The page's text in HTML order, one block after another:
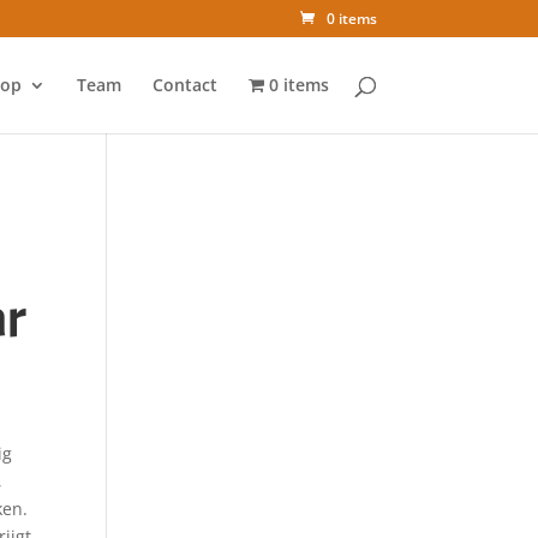
0 items
Team Contact 0 items